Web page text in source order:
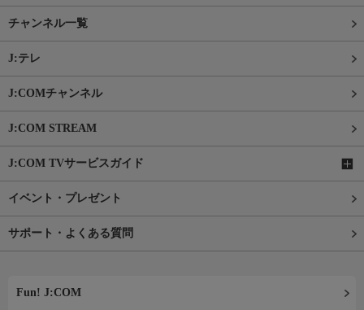
チャンネル一覧
J:テレ
J:COMチャンネル
J:COM STREAM
J:COM TVサービスガイド
イベント・プレゼント
サポート・よくある質問
Fun! J:COM